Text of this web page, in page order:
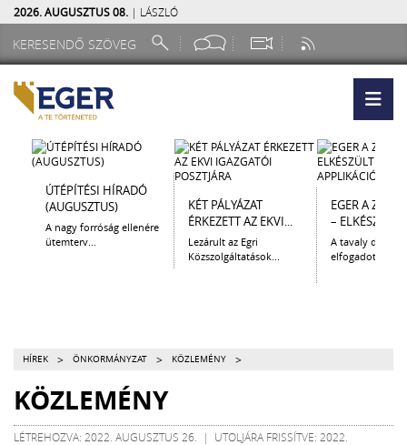
2026. AUGUSZTUS 08. | LÁSZLÓ
ÚTÉPÍTÉSI HÍRADÓ
(AUGUSZTUS)
A nagy forróság ellenére
ütemterv...
KÉT PÁLYÁZAT
ÉRKEZETT AZ EKVI...
Lezárult az Egri
Közszolgáltatások...
EGER A
– ELKÉSZÜLT
A tavaly
elfogadott
HÍREK > ÖNKORMÁNYZAT > KÖZLEMÉNY >
KÖZLEMÉNY
LÉTREHOZVA: 2022. AUGUSZTUS 26. | UTOLJÁRA FRISSÍTVE: 2022.